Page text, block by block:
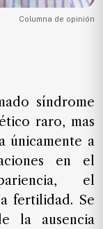
Columna de opinión
síndrome
raro, mas
únicamente a
en el
el
fertilidad. Se
la ausencia